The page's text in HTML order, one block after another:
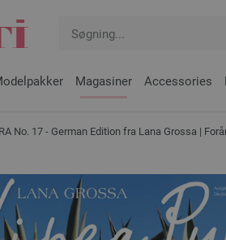
Magasiner Accessories
No. 17 - German Edition fra Lana Grossa |